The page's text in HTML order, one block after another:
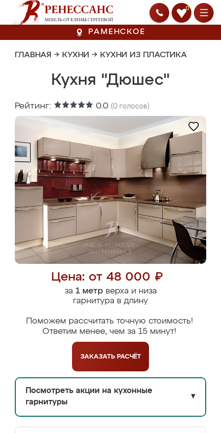
0
РАМЕНСКОЕ
ГЛАВНАЯ → КУХНИ → КУХНИ ИЗ ПЛАСТИКА
Кухня "Дюшес"
Рейтинг: 0.0 (0 голосов)
Цена: от 48 000 ₽
за 1 метрверха и низа
гарнитура в длину
Поможем рассчитать точную стоимость!
Ответим менее, чем за 15 минут!
ЗАКАЗАТЬ РАСЧЁТ
Посмотреть акции на кухонные
гарнитуры
▼